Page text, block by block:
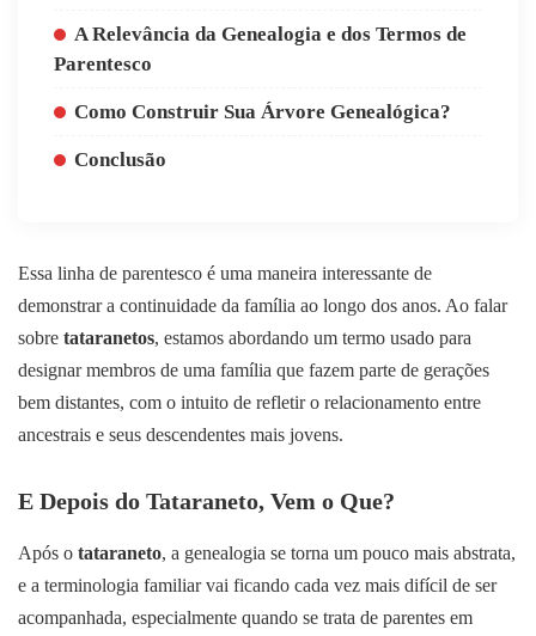
A Relevância da Genealogia e dos Termos de
Parentesco
Como Construir Sua Árvore Genealógica?
Conclusão
Essa linha de parentesco é uma maneira interessante de
demonstrar a continuidade da família ao longo dos anos. Ao falar
sobre tataranetos, estamos abordando um termo usado para
designar membros de uma família que fazem parte de gerações
bem distantes, com o intuito de refletir o relacionamento entre
ancestrais e seus descendentes mais jovens.
E Depois do Tataraneto, Vem o Que?
Após o tataraneto, a genealogia se torna um pouco mais abstrata,
e a terminologia familiar vai ficando cada vez mais difícil de ser
acompanhada, especialmente quando se trata de parentes em